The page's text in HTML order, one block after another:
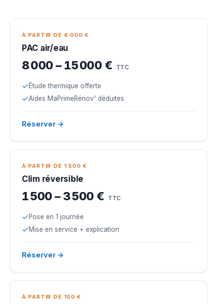
À PARTIR DE 8 000 €
PAC air/eau
8 000 – 15 000 € TTC
Étude thermique offerte
Aides MaPrimeRénov' déduites
Réserver →
À PARTIR DE 1 500 €
Clim réversible
1 500 – 3 500 € TTC
Pose en 1 journée
Mise en service + explication
Réserver →
À PARTIR DE 150 €